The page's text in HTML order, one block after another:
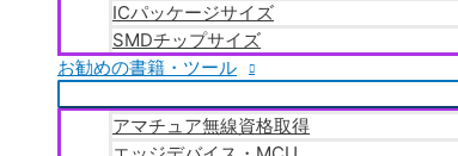
ICパッケージサイズ
SMDチップサイズ
お勧めの書籍・ツール
アマチュア無線資格取得